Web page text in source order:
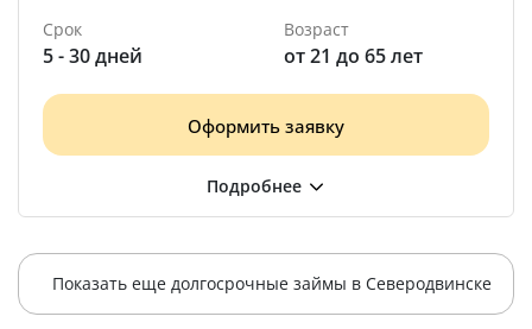
Срок
5 - 30 дней
Возраст
от 21 до 65 лет
Оформить заявку
Показать еще долгосрочные займы в Северодвинске